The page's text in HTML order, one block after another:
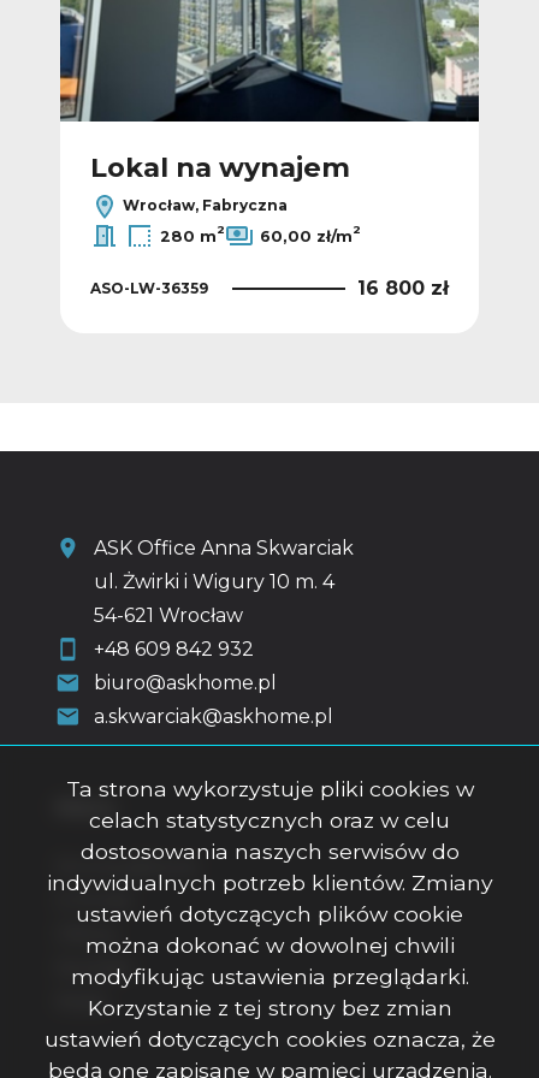
Lokal na wynajem
Wrocław, Fabryczna
280 m2 60,00 zł/m2
ASO-LW-36359 16 800 zł
ASK Office Anna Skwarciak
ul. Żwirki i Wigury 10 m. 4
54-621 Wrocław
+48 609 842 932
biuro@askhome.pl
a.skwarciak@askhome.pl
Strona główna
O firmie
Kontakt
Rodo
Ta strona wykorzystuje pliki cookies w
celach statystycznych oraz w celu
dostosowania naszych serwisów do
indywidualnych potrzeb klientów. Zmiany
ustawień dotyczących plików cookie
można dokonać w dowolnej chwili
modyfikując ustawienia przeglądarki.
Korzystanie z tej strony bez zmian
ustawień dotyczących cookies oznacza, że
będą one zapisane w pamięci urządzenia.